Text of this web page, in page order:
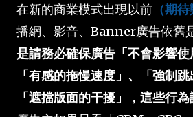
在新的商業模式出現以前 （期
播網、影音、Banner廣告依舊
是請務必確保廣告「不會影響
「有感的拖慢速度」、「強制跳
「遮擋版面的干擾」，這些行為